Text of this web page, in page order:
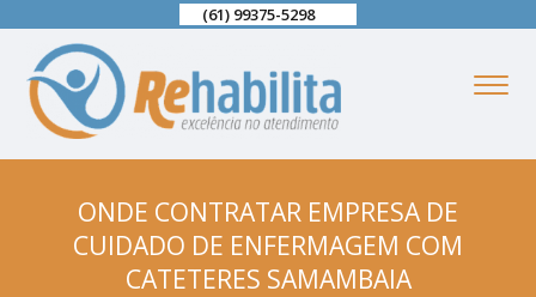
(61) 99375-5298
ONDE CONTRATAR EMPRESA DE
CUIDADO DE ENFERMAGEM COM
CATETERES SAMAMBAIA